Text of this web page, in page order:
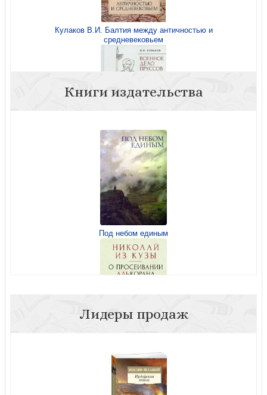
Кулаков В.И. Балтия между античностью и
средневековьем
Кулаков В.И. Военное дело пруссов
Кулаков В.И.Гаврилов А.П., Семенов А.С. Предыстория
Руси V-X веков
Книги издательства
Под небом единым
Лидеры продаж